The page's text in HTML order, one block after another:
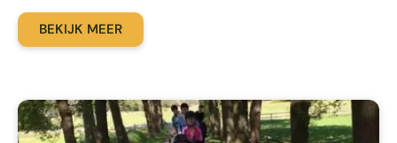
BEKIJK MEER